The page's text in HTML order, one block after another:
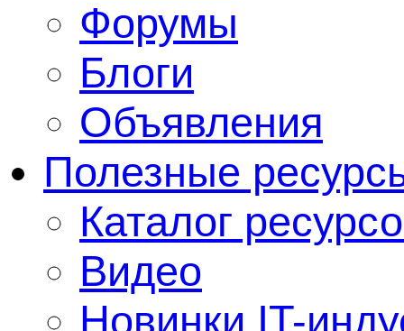
Форумы
Блоги
Объявления
Полезные
Каталог
Видео
Новинки IT-